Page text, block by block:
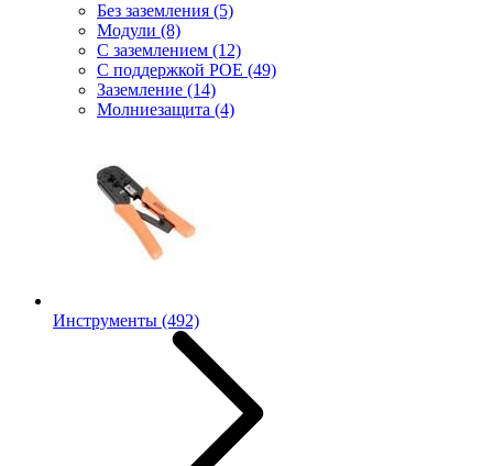
Без заземления (5)
Модули (8)
С заземлением (12)
С поддержкой POE (49)
Заземление (14)
Молниезащита (4)
Инструменты (492)